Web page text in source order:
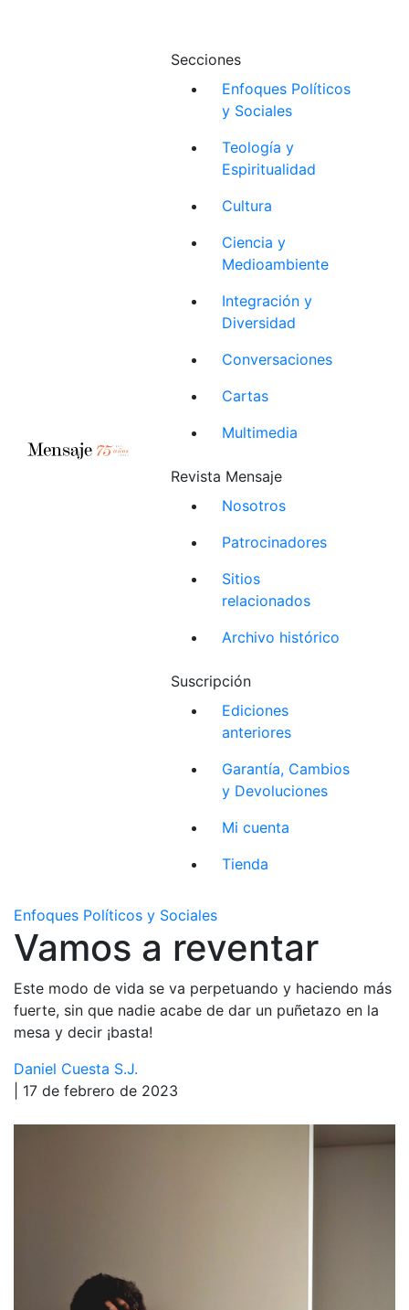
Secciones
Enfoques Políticos
y Sociales
Teología y
Espiritualidad
Cultura
Ciencia y
Medioambiente
Integración y
Diversidad
Conversaciones
Cartas
Multimedia
Revista Mensaje
Nosotros
Patrocinadores
Sitios
relacionados
Archivo histórico
Suscripción
Ediciones
anteriores
Garantía, Cambios
y Devoluciones
Mi cuenta
Tienda
Enfoques Políticos y Sociales
Vamos a reventar
Este modo de vida se va perpetuando y haciendo más
fuerte, sin que nadie acabe de dar un puñetazo en la
mesa y decir ¡basta!
Daniel Cuesta S.J.
| 17 de febrero de 2023